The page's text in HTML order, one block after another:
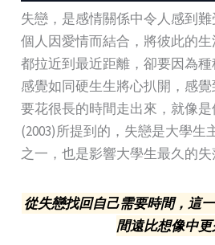
失戀，是感情關係中令人感到
個人因愛情而結合，將彼此的
都拉近到最近距離，卻要因為
感覺如同硬生生將心扒開，感
要花很長的時間走出來，就像
(2003)所提到的，失戀是大學生
之一，也是影響大學生最久的失
從失戀找回自己需要時間，這
間遠比想像中更